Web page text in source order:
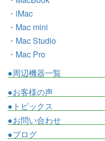
・iMac
・Mac mini
・Mac Studio
・Mac Pro
●周辺機器一覧
●お客様の声
●トピックス
●お問い合わせ
●ブログ